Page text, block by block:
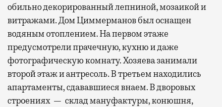
обильно декорированный лепниной, мозаикой и
витражами. Дом Циммерманов был оснащен
водяным отоплением. На первом этаже
предусмотрели прачечную, кухню и даже
фотографическую комнату. Хозяева занимали
второй этаж и антресоль. В третьем находились
апартаменты, сдававшиеся внаем. В дворовых
строениях — склад мануфактуры, конюшня,